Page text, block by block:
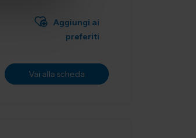
Aggiungi ai
preferiti
Vai alla scheda